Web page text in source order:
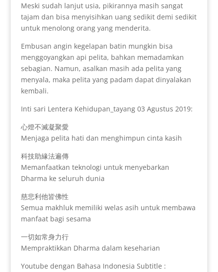
Meski sudah lanjut usia, pikirannya masih sangat
tajam dan bisa menyisihkan uang sedikit demi sedikit
untuk menolong orang yang menderita.
Embusan angin kegelapan batin mungkin bisa
menggoyangkan api pelita, bahkan memadamkan
sebagian. Namun, asalkan masih ada pelita yang
menyala, maka pelita yang padam dapat dinyalakan
kembali.
Inti sari Lentera Kehidupan_tayang 03 Agustus 2019:
心燈不滅凝聚愛
Menjaga pelita hati dan menghimpun cinta kasih
科技助緣法遍傳
Memanfaatkan teknologi untuk menyebarkan
Dharma ke seluruh dunia
慈悲利他皆佛性
Semua makhluk memiliki welas asih untuk membawa
manfaat bagi sesama
一切如常身力行
Mempraktikkan Dharma dalam keseharian
Youtube dengan Bahasa Indonesia Subtitle :